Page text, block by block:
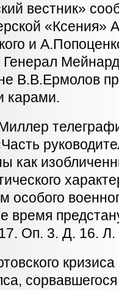
вестник»
«Ксения»
и
В.В.Ермолов
карами.
как
особого
время
Оп. 3. Д. 16. Л.